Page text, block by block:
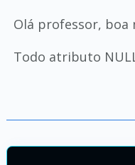
Olá professor, boa
Todo atributo